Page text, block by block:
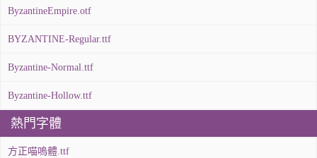
ByzantineEmpire.otf
BYZANTINE-Regular.ttf
Byzantine-Normal.ttf
Byzantine-Hollow.ttf
熱門字體
方正喵嗚體.ttf